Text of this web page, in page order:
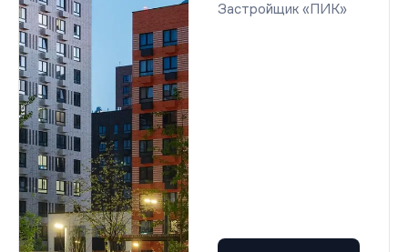
Застройщик «ПИК»